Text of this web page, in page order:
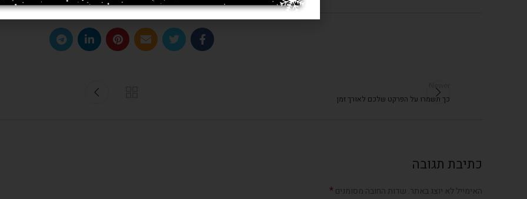
Newer
כך תשמרו על הפרקט שלכם לאורך זמן
כתיבת תגובה
האימייל לא יוצג באתר. שדות החובה מסומנים*